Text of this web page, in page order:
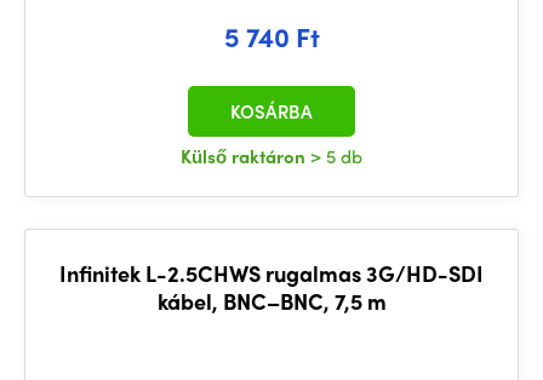
5 740 Ft
Külső raktáron > 5 db
KOSÁRBA
Infinitek L-2.5CHWS rugalmas 3G/HD-SDI
kábel, BNC–BNC, 7,5 m